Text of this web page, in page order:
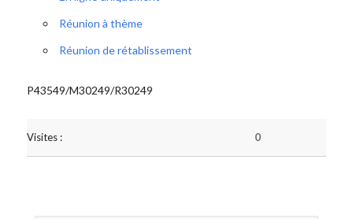
Réunion à thème
Réunion de rétablissement
P43549/M30249/R30249
Visites : 0